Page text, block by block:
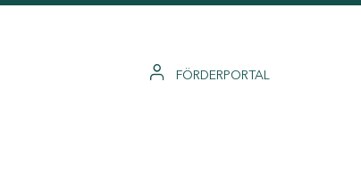
FÖRDERPORTAL